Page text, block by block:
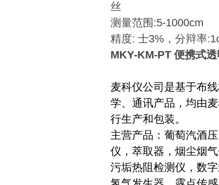
丝
测量范围:5-1000cm
精度: 士3%，分辩率
MKY-KM-PT 便携式
麦科仪公司是基于布
学、通讯产品，均由
行生产和包装。
主营产品：葡萄汽酒
仪，萃取器，烟尘烟
污垢热阻检测仪，数